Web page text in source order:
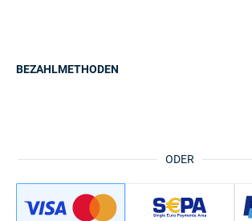
ODER
BEZAHLMETHODEN